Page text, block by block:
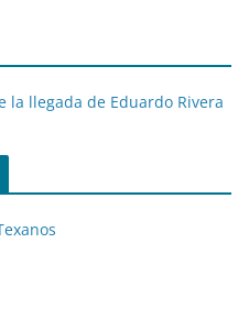
la llegada de Eduardo Rivera